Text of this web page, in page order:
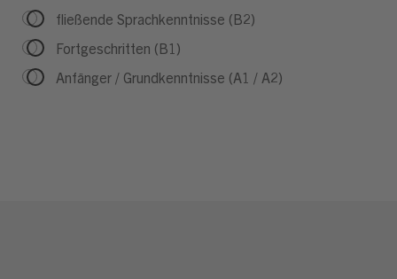
fließende Sprachkenntnisse (B2)
Fortgeschritten (B1)
Anfänger / Grundkenntnisse (A1 / A2)